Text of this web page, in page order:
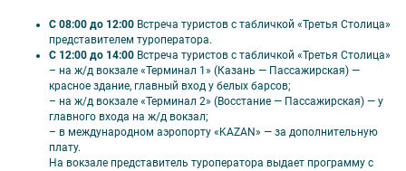
– встреча в аэропорту «Казань»;
– индивидуальная встреча у вагона и трансфер в гостиницу;
– дополнительные экскурсии;
– вручение новогодних подарков (70650 рублей, предварительный
– радиогид (наушники для экскурсий).
Внимание!
Тариф «Дети до 7 лет» – без предоставления отдельного
спального места. При необходимости спального места
С 08:00 до 12:00 Встреча туристов с табличкой «Третья Столица»
представителем туроператора.
С 12:00 до 14:00 Встреча туристов с табличкой «Третья Столица»
– на ж/д вокзале «Терминал 1» (Казань — Пассажирская) —
красное здание, главный вход у белых барсов;
– на ж/д вокзале «Терминал 2» (Восстание — Пассажирская) — у
главного входа на ж/д вокзал;
– в международном аэропорту «KAZAN» — за дополнительную
плату.
На вокзале представитель туроператора выдает программу с